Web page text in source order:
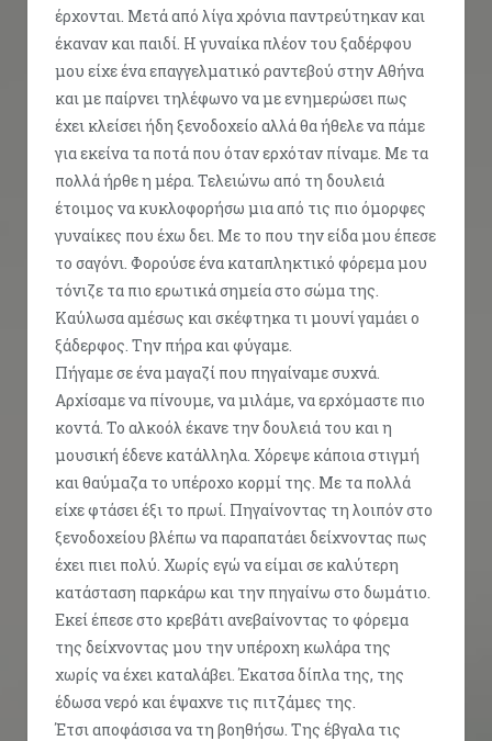
έρχονται. Μετά από λίγα χρόνια παντρεύτηκαν και
έκαναν και παιδί. Η γυναίκα πλέον του ξαδέρφου
μου είχε ένα επαγγελματικό ραντεβού στην Αθήνα
και με παίρνει τηλέφωνο να με ενημερώσει πως
έχει κλείσει ήδη ξενοδοχείο αλλά θα ήθελε να πάμε
για εκείνα τα ποτά που όταν ερχόταν πίναμε. Με τα
πολλά ήρθε η μέρα. Τελειώνω από τη δουλειά
έτοιμος να κυκλοφορήσω μια από τις πιο όμορφες
γυναίκες που έχω δει. Με το που την είδα μου έπεσε
το σαγόνι. Φορούσε ένα καταπληκτικό φόρεμα μου
τόνιζε τα πιο ερωτικά σημεία στο σώμα της.
Καύλωσα αμέσως και σκέφτηκα τι μουνί γαμάει ο
ξάδερφος. Την πήρα και φύγαμε.
Πήγαμε σε ένα μαγαζί που πηγαίναμε συχνά.
Αρχίσαμε να πίνουμε, να μιλάμε, να ερχόμαστε πιο
κοντά. Το αλκοόλ έκανε την δουλειά του και η
μουσική έδενε κατάλληλα. Χόρεψε κάποια στιγμή
και θαύμαζα το υπέροχο κορμί της. Με τα πολλά
είχε φτάσει έξι το πρωί. Πηγαίνοντας τη λοιπόν στο
ξενοδοχείου βλέπω να παραπατάει δείχνοντας πως
έχει πιει πολύ. Χωρίς εγώ να είμαι σε καλύτερη
κατάσταση παρκάρω και την πηγαίνω στο δωμάτιο.
Εκεί έπεσε στο κρεβάτι ανεβαίνοντας το φόρεμα
της δείχνοντας μου την υπέροχη κωλάρα της
χωρίς να έχει καταλάβει. Έκατσα δίπλα της, της
έδωσα νερό και έψαχνε τις πιτζάμες της.
Έτσι αποφάσισα να τη βοηθήσω. Της έβγαλα τις